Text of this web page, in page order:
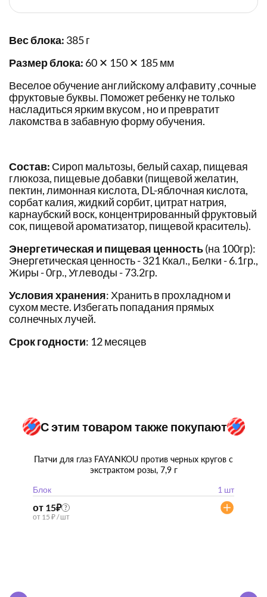
Вес блока: 385 г
Размер блока: 60 ✕ 150 ✕ 185 мм
Веселое обучение английскому алфавиту ,сочные
фруктовые буквы. Поможет ребенку не только
насладиться ярким вкусом , но и превратит
лакомства в забавную форму обучения.
Состав: Сироп мальтозы, белый сахар, пищевая
глюкоза, пищевые добавки (пищевой желатин,
пектин, лимонная кислота, DL-яблочная кислота,
сорбат калия, жидкий сорбит, цитрат натрия,
карнаубский воск, концентрированный фруктовый
сок, пищевой ароматизатор, пищевой краситель).
Энергетическая и пищевая ценность(на 100гр):
Энергетическая ценность - 321 Ккал., Белки - 6.1гр.,
Жиры - 0гр., Углеводы - 73.2гр.
Условия хранения: Хранить в прохладном и
сухом месте. Избегать попадания прямых
солнечных лучей.
Срок годности: 12 месяцев
С этим товаром также покупают
Патчи для глаз FAYANKOU против черных кругов с
экстрактом розы, 7,9 г
Блок
1 шт
от 15₽ ?
от 15 ₽ / шт